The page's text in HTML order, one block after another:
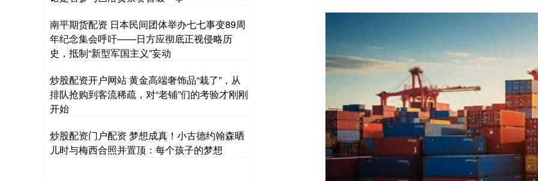
南平期货配资 日本民间团体举办七七事变89周
年纪念集会呼吁——日方应彻底正视侵略历
史，抵制“新型军国主义”妄动
炒股配资开户网站 黄金高端奢饰品“栽了”，从
排队抢购到客流稀疏，对“老铺”们的考验才刚刚
开始
炒股配资门户配资 梦想成真！小古德约翰森晒
儿时与梅西合照并置顶：每个孩子的梦想